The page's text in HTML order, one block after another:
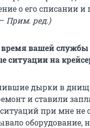
о его списании
Прим. ред.)
вашей службы
ситуации на
дырки в
и ставили
при мне не
оборудование,